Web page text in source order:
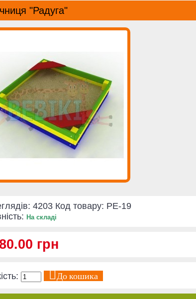
"Радуга"
4203 Код товару: PE-19
На складі
грн
До кошика